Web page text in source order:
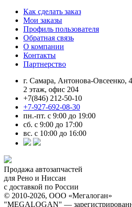
Как сделать заказ
Мои заказы
Профиль пользователя
Обратная связь
О компании
Контакты
Партнерство
г. Самара, Антонова-Овсеенко,
2 этаж, офис 204
+7(846) 212-50-10
+7-927-692-08-30
пн.-пт. с 9:00 до 19:00
сб. с 9:00 до 17:00
вс. с 10:00 до 16:00
Продажа автозапчастей
для Рено и Ниссан
с доставкой по России
© 2010-2026, ООО «Мегалоган»
"MEGALOGAN" —